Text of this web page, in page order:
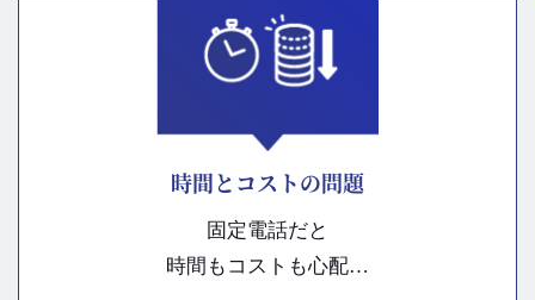
時間とコストの問題
固定電話だと
時間もコストも心配…